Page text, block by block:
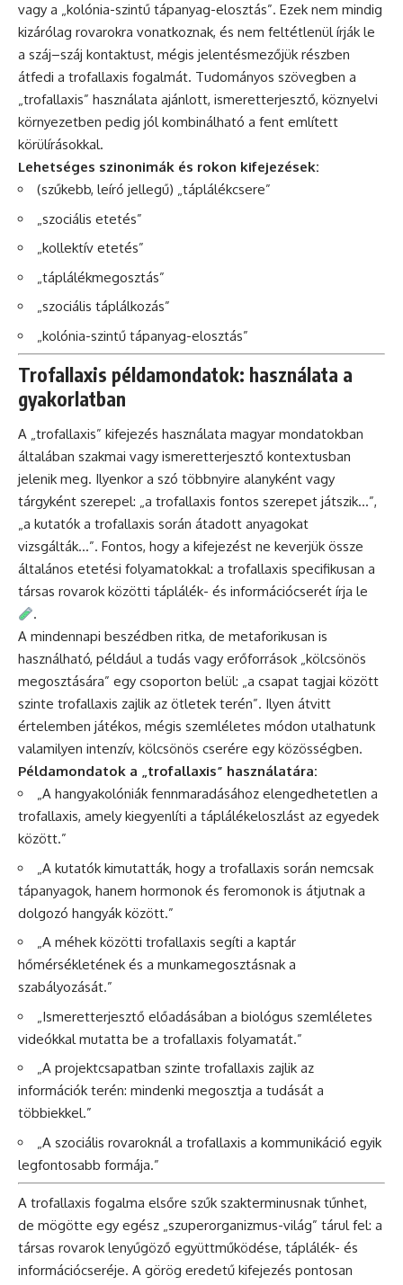
vagy a „kolónia-szintű tápanyag-elosztás”. Ezek nem mindig
kizárólag rovarokra vonatkoznak, és nem feltétlenül írják le
a száj–száj kontaktust, mégis jelentésmezőjük részben
átfedi a trofallaxis fogalmát. Tudományos szövegben a
„trofallaxis” használata ajánlott, ismeretterjesztő, köznyelvi
környezetben pedig jól kombinálható a fent említett
körülírásokkal.
Lehetséges szinonimák és rokon kifejezések:
(szűkebb, leíró jellegű) „táplálékcsere”
„szociális etetés”
„kollektív etetés”
„táplálékmegosztás”
„szociális táplálkozás”
„kolónia-szintű tápanyag-elosztás”
Trofallaxis példamondatok: használata a
gyakorlatban
A „trofallaxis” kifejezés használata magyar mondatokban
általában szakmai vagy ismeretterjesztő kontextusban
jelenik meg. Ilyenkor a szó többnyire alanyként vagy
tárgyként szerepel: „a trofallaxis fontos szerepet játszik…”,
„a kutatók a trofallaxis során átadott anyagokat
vizsgálták…”. Fontos, hogy a kifejezést ne keverjük össze
általános etetési folyamatokkal: a trofallaxis specifikusan a
társas rovarok közötti táplálék- és információcserét írja le
.
A mindennapi beszédben ritka, de metaforikusan is
használható, például a tudás vagy erőforrások „kölcsönös
megosztására” egy csoporton belül: „a csapat tagjai között
szinte trofallaxis zajlik az ötletek terén”. Ilyen átvitt
értelemben játékos, mégis szemléletes módon utalhatunk
valamilyen intenzív, kölcsönös cserére egy közösségben.
Példamondatok a „trofallaxis” használatára:
„A hangyakolóniák fennmaradásához elengedhetetlen a
trofallaxis, amely kiegyenlíti a táplálékeloszlást az egyedek
között.”
„A kutatók kimutatták, hogy a trofallaxis során nemcsak
tápanyagok, hanem hormonok és feromonok is átjutnak a
dolgozó hangyák között.”
„A méhek közötti trofallaxis segíti a kaptár
hőmérsékletének és a munkamegosztásnak a
szabályozását.”
„Ismeretterjesztő előadásában a biológus szemléletes
videókkal mutatta be a trofallaxis folyamatát.”
„A projektcsapatban szinte trofallaxis zajlik az
információk terén: mindenki megosztja a tudását a
többiekkel.”
„A szociális rovaroknál a trofallaxis a kommunikáció egyik
legfontosabb formája.”
A trofallaxis fogalma elsőre szűk szakterminusnak tűnhet,
de mögötte egy egész „szuperorganizmus-világ” tárul fel: a
társas rovarok lenyűgöző együttműködése, táplálék- és
információcseréje. A görög eredetű kifejezés pontosan